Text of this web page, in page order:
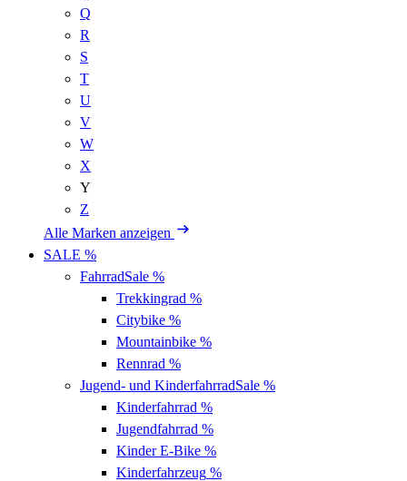
Q
R
S
T
U
V
W
X
Y
Z
Alle Marken anzeigen
SALE %
FahrradSale %
Trekkingrad %
Citybike %
Mountainbike %
Rennrad %
Jugend- und KinderfahrradSale %
Kinderfahrrad %
Jugendfahrrad %
Kinder E-Bike %
Kinderfahrzeug %